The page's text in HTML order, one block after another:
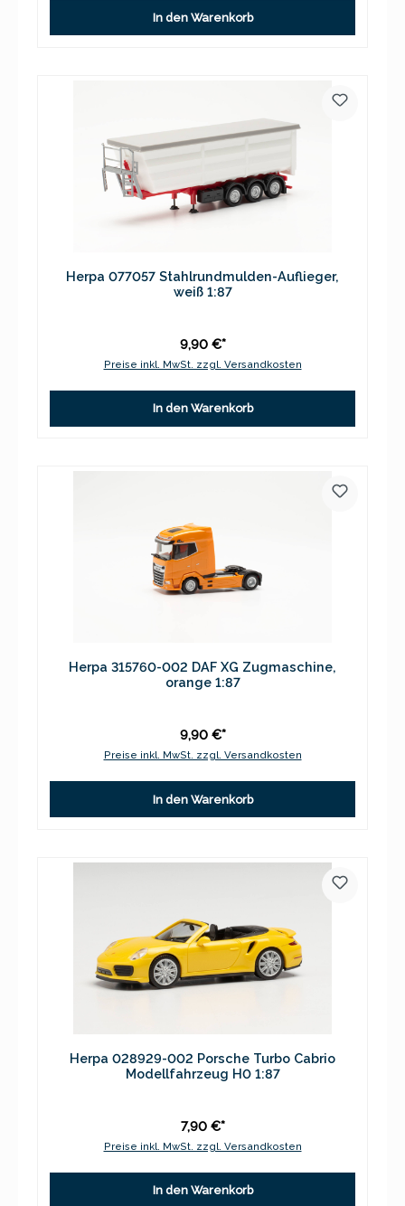
In den Warenkorb
Herpa 077057 Stahlrundmulden-Auflieger,
weiß 1:87
9,90 €*
Preise inkl. MwSt. zzgl. Versandkosten
In den Warenkorb
Herpa 315760-002 DAF XG Zugmaschine,
orange 1:87
9,90 €*
Preise inkl. MwSt. zzgl. Versandkosten
In den Warenkorb
Herpa 028929-002 Porsche Turbo Cabrio
Modellfahrzeug H0 1:87
7,90 €*
Preise inkl. MwSt. zzgl. Versandkosten
In den Warenkorb